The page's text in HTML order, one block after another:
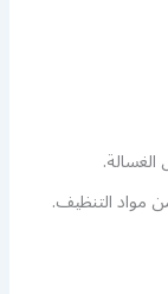
مواد التنظيف.